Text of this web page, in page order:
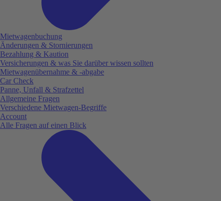
Mietwagenbuchung
Änderungen & Stornierungen
Bezahlung & Kaution
Versicherungen & was Sie darüber wissen sollten
Mietwagenübernahme & -abgabe
Car Check
Panne, Unfall & Strafzettel
Allgemeine Fragen
Verschiedene Mietwagen-Begriffe
Account
Alle Fragen auf einen Blick